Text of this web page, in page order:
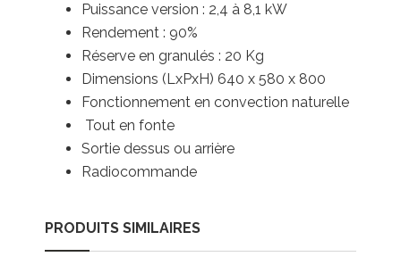
Puissance version : 2,4 à 8,1 kW
Rendement : 90%
Réserve en granulés : 20 Kg
Dimensions (LxPxH) 640 x 580 x 800
Fonctionnement en convection naturelle
Tout en fonte
Sortie dessus ou arrière
Radiocommande
PRODUITS SIMILAIRES